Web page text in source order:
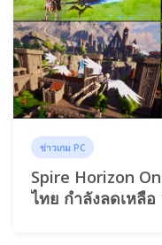
ข่าวเกม PC
Spire Horizon
ไทย กำลังลดเหลือ